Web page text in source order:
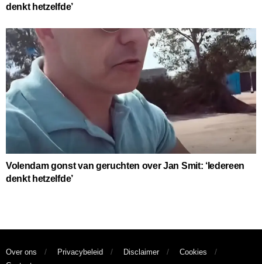
denkt hetzelfde’
Volendam gonst van geruchten over Jan Smit: ‘Iedereen
denkt hetzelfde’
Over ons Privacybeleid Disclaimer
Cookies